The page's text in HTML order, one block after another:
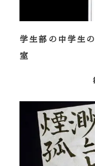
学生部の中学生
室